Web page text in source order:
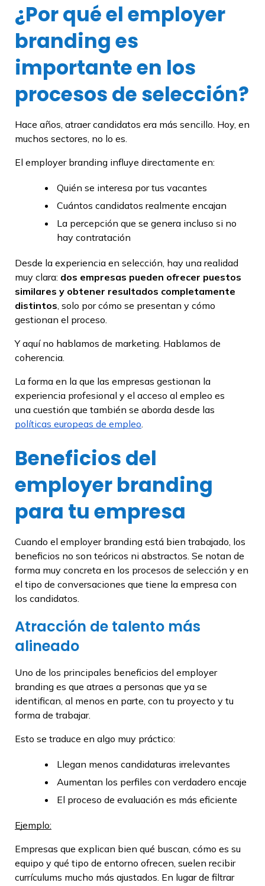
¿Por qué el employer
branding es
importante en los
procesos de selección?
Hace años, atraer candidatos era más sencillo. Hoy, en
muchos sectores, no lo es.
El employer branding influye directamente en:
Quién se interesa por tus vacantes
Cuántos candidatos realmente encajan
La percepción que se genera incluso si no
hay contratación
Desde la experiencia en selección, hay una realidad
muy clara: dos empresas pueden ofrecer puestos
similares y obtener resultados completamente
distintos, solo por cómo se presentan y cómo
gestionan el proceso.
Y aquí no hablamos de marketing. Hablamos de
coherencia.
La forma en la que las empresas gestionan la
experiencia profesional y el acceso al empleo es
una cuestión que también se aborda desde las
políticas europeas de empleo.
Beneficios del
employer branding
para tu empresa
Cuando el employer branding está bien trabajado, los
beneficios no son teóricos ni abstractos. Se notan de
forma muy concreta en los procesos de selección y en
el tipo de conversaciones que tiene la empresa con
los candidatos.
Atracción de talento más
alineado
Uno de los principales beneficios del employer
branding es que atraes a personas que ya se
identifican, al menos en parte, con tu proyecto y tu
forma de trabajar.
Esto se traduce en algo muy práctico:
Llegan menos candidaturas irrelevantes
Aumentan los perfiles con verdadero encaje
El proceso de evaluación es más eficiente
Ejemplo:
Empresas que explican bien qué buscan, cómo es su
equipo y qué tipo de entorno ofrecen, suelen recibir
currículums mucho más ajustados. En lugar de filtrar